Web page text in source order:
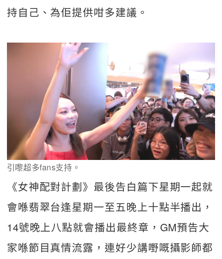
持自己、為佢提供咁多建議。
引嚟超多fans支持。
《女神配對計劃》最後告白篇下星期一起就
會喺翡翠台逢星期一至五晚上十點半播出，
14號晚上八點就會播出最終章，GM預告大
家喺節目真情流露，連好少講嘢嘅攝影師都